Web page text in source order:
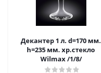
Декантер 1 л. d=170 мм.
h=235 мм. хр.стекло
Wilmax /1/8/